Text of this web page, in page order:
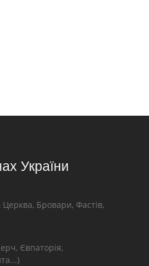
України
Церква, Бровари, Фастів,
Євпаторія,